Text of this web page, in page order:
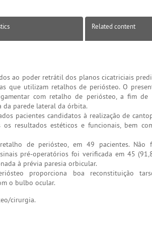
Related content
ao poder retrátil dos planos cicatriciais
que utilizam retalhos de periósteo. O
com retalho de periósteo, a fim de
parede lateral da órbita.
pacientes candidatos à realização de
resultados estéticos e funcionais, bem
de periósteo, em 49 pacientes. Não
pré-operatórios foi verificada em 45
à prévia paresia orbicular.
proporciona boa reconstituição
o bulbo ocular.
cirurgia.